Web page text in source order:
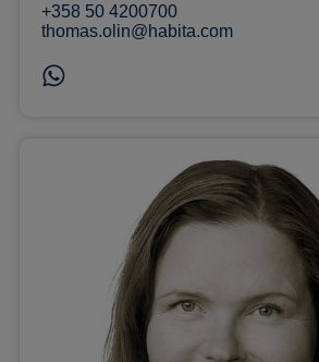
+358 50 4200700
thomas.olin@habita.com